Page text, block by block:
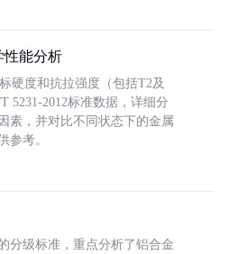
性能分析
硬度和抗拉强度（包括T2及
5231-2012标准数据，详细分
素，并对比不同状态下的金属
参考。
分级标准，重点分析了铝合金